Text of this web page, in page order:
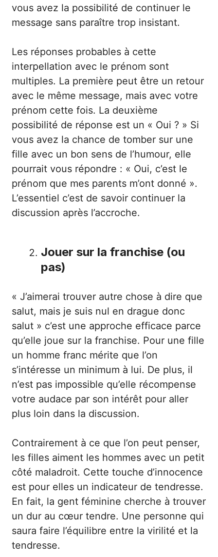
vous avez la possibilité de continuer le
message sans paraître trop insistant.
Les réponses probables à cette
interpellation avec le prénom sont
multiples. La première peut être un retour
avec le même message, mais avec votre
prénom cette fois. La deuxième
possibilité de réponse est un « Oui ? » Si
vous avez la chance de tomber sur une
fille avec un bon sens de l’humour, elle
pourrait vous répondre : « Oui, c’est le
prénom que mes parents m’ont donné ».
L’essentiel c’est de savoir continuer la
discussion après l’accroche.
Jouer sur la franchise (ou
pas)
« J’aimerai trouver autre chose à dire que
salut, mais je suis nul en drague donc
salut » c’est une approche efficace parce
qu’elle joue sur la franchise. Pour une fille
un homme franc mérite que l’on
s’intéresse un minimum à lui. De plus, il
n’est pas impossible qu’elle récompense
votre audace par son intérêt pour aller
plus loin dans la discussion.
Contrairement à ce que l’on peut penser,
les filles aiment les hommes avec un petit
côté maladroit. Cette touche d’innocence
est pour elles un indicateur de tendresse.
En fait, la gent féminine cherche à trouver
un dur au cœur tendre. Une personne qui
saura faire l’équilibre entre la virilité et la
tendresse.